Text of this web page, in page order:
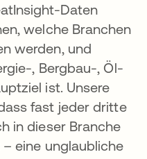
Daten
welche Branchen
werden, und
, Bergbau-, Öl-
ist. Unsere
fast jeder dritte
in dieser Branche
eine unglaubliche